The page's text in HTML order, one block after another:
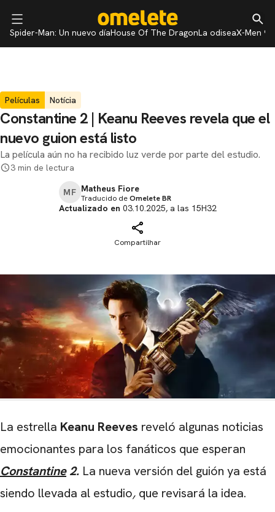
Spider-Man: Un nuevo díaHouse Of The DragonLa odiseaX-Men 97
Películas Notícia
Constantine 2 | Keanu Reeves revela que el
nuevo guion está listo
La película aún no ha recibido luz verde por parte del estudio.
3 min de lectura
MF Matheus Fiore
Traducido deOmelete BR
Actualizado en 03.10.2025, a las 15H32
Compartilhar
La estrella Keanu Reeves reveló algunas noticias
emocionantes para los fanáticos que esperan
Constantine 2. La nueva versión del guión ya está
siendo llevada al estudio, que revisará la idea.